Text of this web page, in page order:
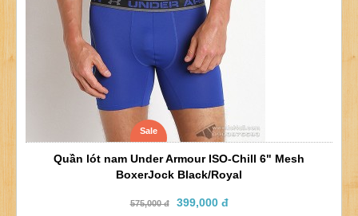
Sale
Quần lót nam Under Armour ISO-Chill 6" Mesh
BoxerJock Black/Royal
575,000 đ 399,000 đ